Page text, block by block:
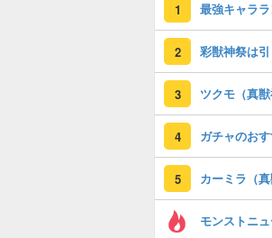
1
2 彩獣神祭は
3
4 ガチャのお
5
モンストニ